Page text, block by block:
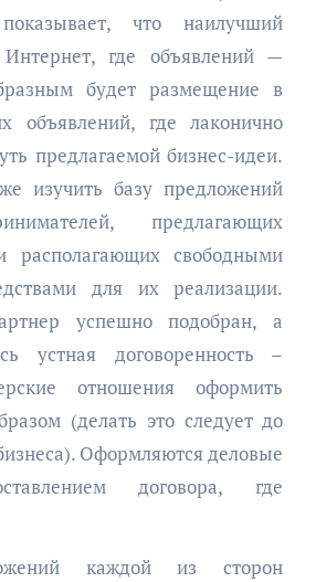
что наилучший
где объявлений —
будет размещение в
объявлений, где лаконично
предлагаемой бизнес-идеи.
изучить базу предложений
предлагающих
располагающих свободными
для их реализации.
успешно подобран, а
устная договоренность –
отношения оформить
(делать это следует до
Оформляются деловые
договора, где
каждой из сторон